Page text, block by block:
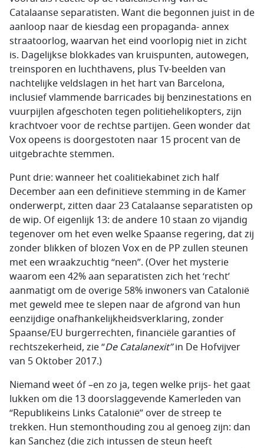
Catalaanse separatisten. Want die begonnen juist in de
aanloop naar de kiesdag een propaganda- annex
straatoorlog, waarvan het eind voorlopig niet in zicht
is. Dagelijkse blokkades van kruispunten, autowegen,
treinsporen en luchthavens, plus Tv-beelden van
nachtelijke veldslagen in het hart van Barcelona,
inclusief vlammende barricades bij benzinestations en
vuurpijlen afgeschoten tegen politiehelikopters, zijn
krachtvoer voor de rechtse partijen. Geen wonder dat
Vox opeens is doorgestoten naar 15 procent van de
uitgebrachte stemmen.
Punt drie: wanneer het coalitiekabinet zich half
December aan een definitieve stemming in de Kamer
onderwerpt, zitten daar 23 Catalaanse separatisten op
de wip. Of eigenlijk 13: de andere 10 staan zo vijandig
tegenover om het even welke Spaanse regering, dat zij
zonder blikken of blozen Vox en de PP zullen steunen
met een wraakzuchtig “neen”. (Over het mysterie
waarom een 42% aan separatisten zich het ‘recht’
aanmatigt om de overige 58% inwoners van Catalonië
met geweld mee te slepen naar de afgrond van hun
eenzijdige onafhankelijkheidsverklaring, zonder
Spaanse/EU burgerrechten, financiële garanties of
rechtszekerheid, zie “De Catalanexit”in De Hofvijver
van 5 Oktober 2017.)
Niemand weet óf –en zo ja, tegen welke prijs- het gaat
lukken om die 13 doorslaggevende Kamerleden van
“Republikeins Links Catalonië” over de streep te
trekken. Hun stemonthouding zou al genoeg zijn: dan
kan Sanchez (die zich intussen de steun heeft